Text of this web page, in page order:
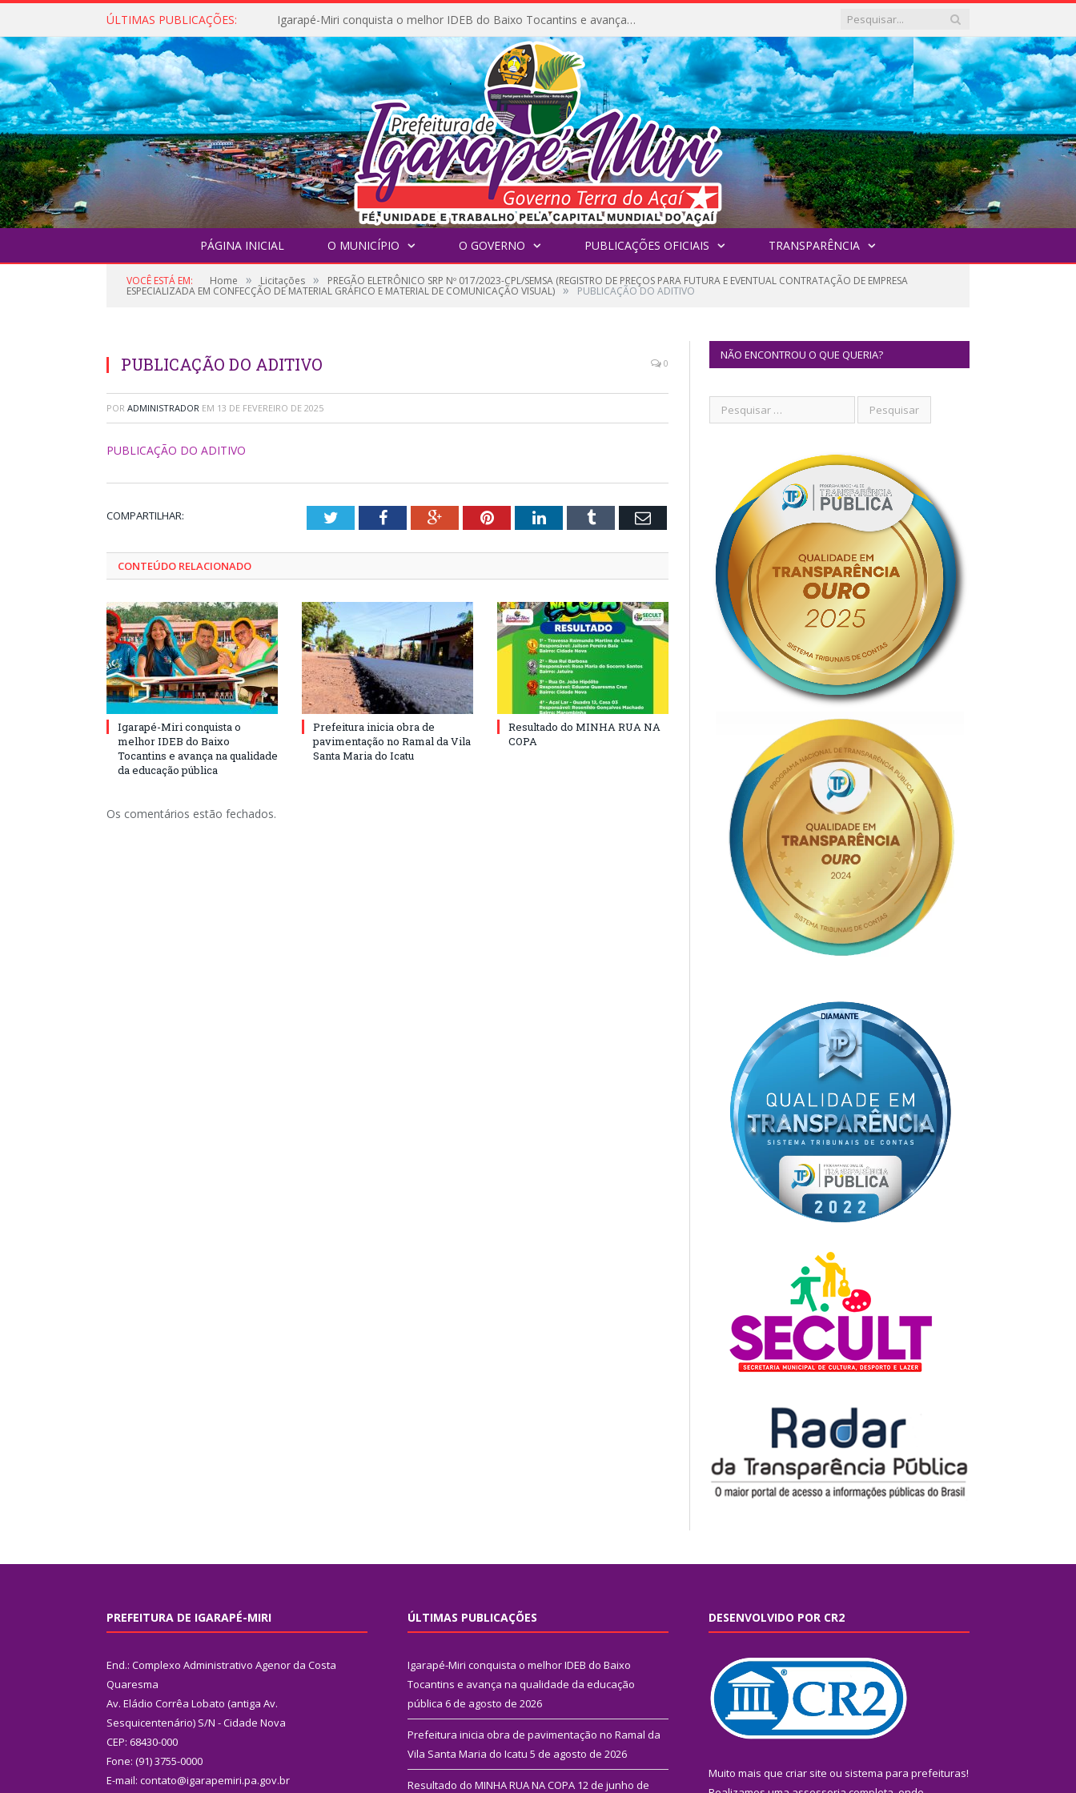
ÚLTIMAS PUBLICAÇÕES: Igarapé-Miri conquista o melhor IDEB do Baixo Tocantins e avança na qualidade da educação pública
PÁGINA INICIAL O MUNICÍPIO O GOVERNO PUBLICAÇÕES OFICIAIS TRANSPARÊNCIA
VOCÊ ESTÁ EM: Home » Licitações » PREGÃO ELETRÔNICO SRP Nº 017/2023-CPL/SEMSA (REGISTRO DE PREÇOS PARA FUTURA E EVENTUAL CONTRATAÇÃO DE EMPRESA
ESPECIALIZADA EM CONFECÇÃO DE MATERIAL GRÁFICO E MATERIAL DE COMUNICAÇÃO VISUAL) » PUBLICAÇÃO DO ADITIVO
PUBLICAÇÃO DO ADITIVO 0
POR ADMINISTRADOR EM 13 DE FEVEREIRO DE 2025
PUBLICAÇÃO DO ADITIVO
COMPARTILHAR: TwitterFacebookGoogle+PinterestLinkedInTumblr Email
CONTEÚDO RELACIONADO
Igarapé-Miri conquista o
melhor IDEB do Baixo
Tocantins e avança na qualidade
da educação pública
Prefeitura inicia obra de
pavimentação no Ramal da Vila
Santa Maria do Icatu
Resultado do MINHA RUA NA
COPA
Os comentários estão fechados.
NÃO ENCONTROU O QUE QUERIA?
PREFEITURA DE IGARAPÉ-MIRI
End.: Complexo Administrativo Agenor da Costa
Quaresma
Av. Eládio Corrêa Lobato (antiga Av.
Sesquicentenário) S/N - Cidade Nova
CEP: 68430-000
Fone: (91) 3755-0000
E-mail: contato@igarapemiri.pa.gov.br
ÚLTIMAS PUBLICAÇÕES
Igarapé-Miri conquista o melhor IDEB do Baixo
Tocantins e avança na qualidade da educação
pública 6 de agosto de 2026
Prefeitura inicia obra de pavimentação no Ramal da
Vila Santa Maria do Icatu 5 de agosto de 2026
Resultado do MINHA RUA NA COPA 12 de junho de
DESENVOLVIDO POR CR2
Muito mais que criar site ou sistema para prefeituras!